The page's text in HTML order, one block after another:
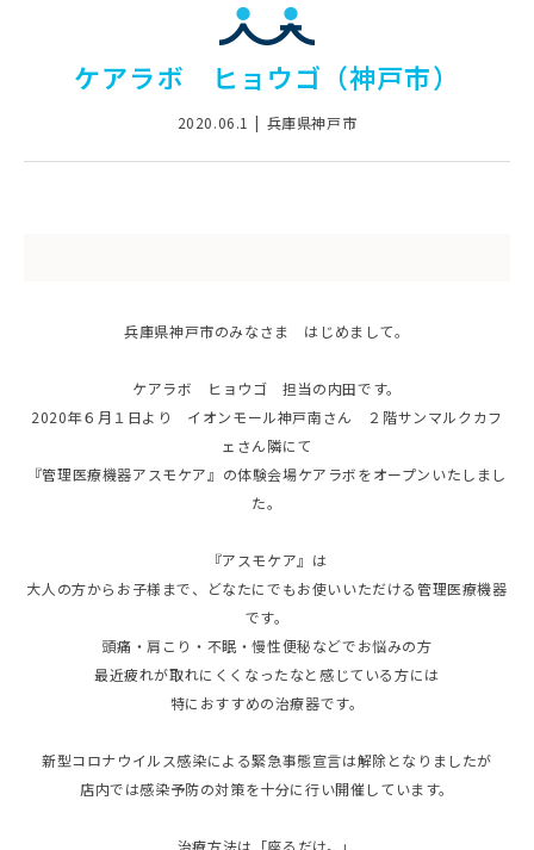
ケアラボ ヒョウゴ（神戸市）
2020.06.1 兵庫県神戸市
兵庫県神戸市のみなさま はじめまして。
ケアラボ ヒョウゴ 担当の内田です。
2020年６月１日より イオンモール神戸南さん ２階サンマルクカフ
ェさん隣にて
『管理医療機器アスモケア』の体験会場ケアラボをオープンいたしまし
た。
『アスモケア』は
大人の方からお子様まで、どなたにでもお使いいただける管理医療機器
です。
頭痛・肩こり・不眠・慢性便秘などでお悩みの方
最近疲れが取れにくくなったなと感じている方には
特におすすめの治療器です。
新型コロナウイルス感染による緊急事態宣言は解除となりましたが
店内では感染予防の対策を十分に行い開催しています。
治療方法は「座るだけ。」